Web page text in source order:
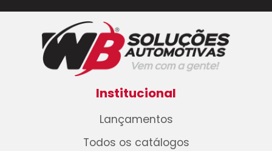
Institucional
Lançamentos
Todos os catálogos